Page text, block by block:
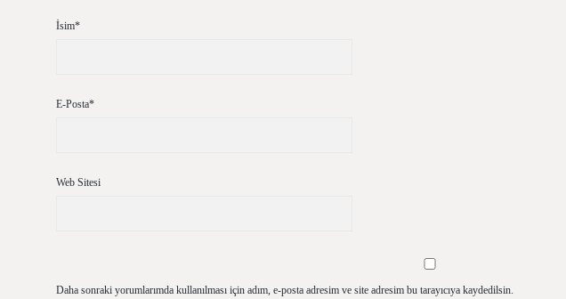
İsim*
E-Posta*
Web Sitesi
Daha sonraki yorumlarımda kullanılması için adım, e-posta adresim ve site adresim bu tarayıcıya kaydedilsin.